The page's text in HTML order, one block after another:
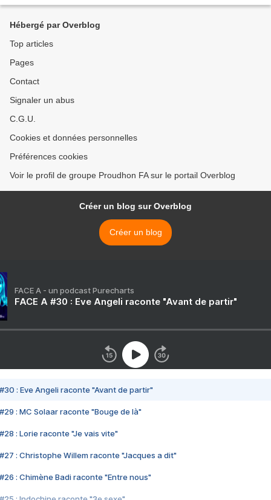
Hébergé par Overblog
Top articles
Pages
Contact
Signaler un abus
C.G.U.
Cookies et données personnelles
Préférences cookies
Voir le profil de groupe Proudhon FA sur le portail Overblog
Créer un blog sur Overblog
Créer un blog
FACE A - un podcast Purecharts
FACE A #30 : Eve Angeli raconte "Avant de partir"
#30 : Eve Angeli raconte "Avant de partir"
#29 : MC Solaar raconte "Bouge de là"
#28 : Lorie raconte "Je vais vite"
#27 : Christophe Willem raconte "Jacques a dit"
#26 : Chimène Badi raconte "Entre nous"